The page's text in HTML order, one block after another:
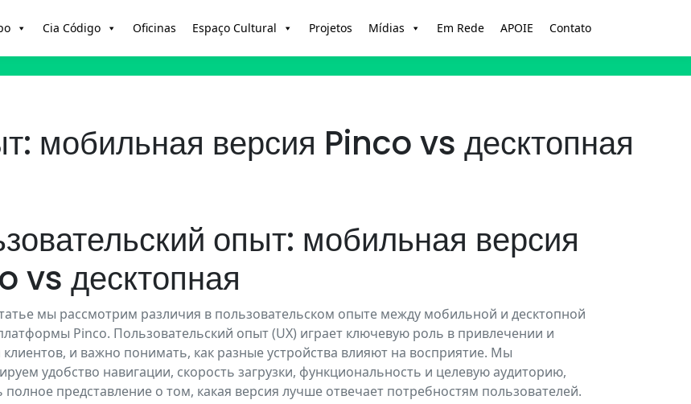
Cia Código Oficinas Espaço Cultural Projetos Mídias Em Rede APOIE Contato
мобильная версия Pinco vs десктопная
опыт: мобильная версия
vs десктопная
мы рассмотрим различия в пользовательском опыте между мобильной и десктопной
Pinco. Пользовательский опыт (UX) играет ключевую роль в привлечении и
и важно понимать, как разные устройства влияют на восприятие. Мы
удобство навигации, скорость загрузки, функциональность и целевую аудиторию,
полное представление о том, какая версия лучше отвечает потребностям пользователей.